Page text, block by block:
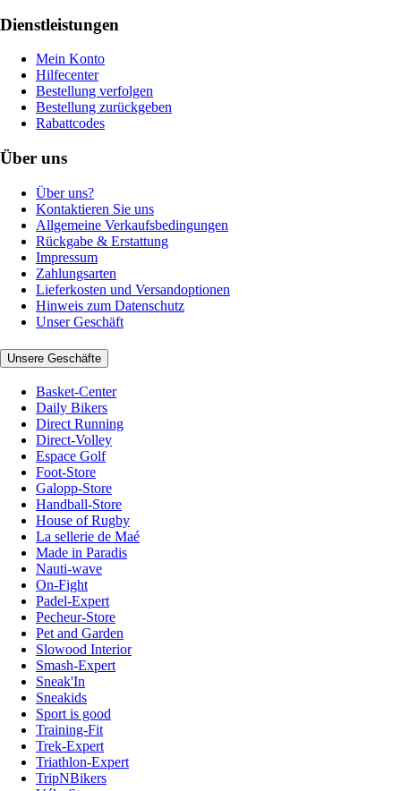
Dienstleistungen
Mein Konto
Hilfecenter
Bestellung verfolgen
Bestellung zurückgeben
Rabattcodes
Über uns
Über uns?
Kontaktieren Sie uns
Allgemeine Verkaufsbedingungen
Rückgabe & Erstattung
Impressum
Zahlungsarten
Lieferkosten und Versandoptionen
Hinweis zum Datenschutz
Unser Geschäft
Unsere Geschäfte
Basket-Center
Daily Bikers
Direct Running
Direct-Volley
Espace Golf
Foot-Store
Galopp-Store
Handball-Store
House of Rugby
La sellerie de Maé
Made in Paradis
Nauti-wave
On-Fight
Padel-Expert
Pecheur-Store
Pet and Garden
Slowood Interior
Smash-Expert
Sneak'In
Sneakids
Sport is good
Training-Fit
Trek-Expert
Triathlon-Expert
TripNBikers